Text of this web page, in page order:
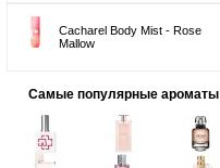
Cacharel Body Mist - Rose
Mallow
Самые популярные ароматы